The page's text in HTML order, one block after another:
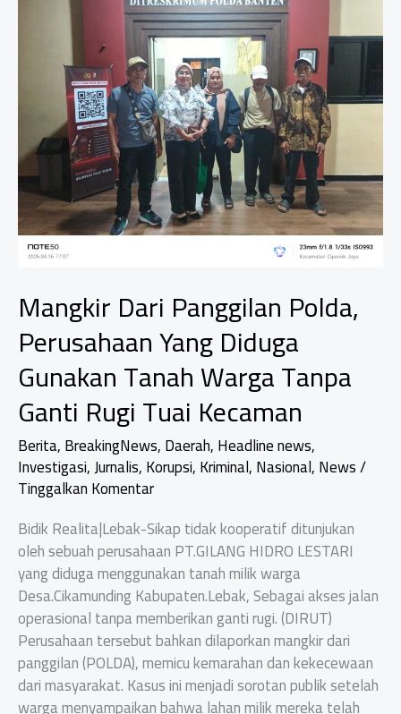
1447
H/2026
M
Mangkir Dari Panggilan Polda,
Perusahaan Yang Diduga
Gunakan Tanah Warga Tanpa
Ganti Rugi Tuai Kecaman
Berita,BreakingNews,Daerah,Headline news,
Investigasi,Jurnalis,Korupsi,Kriminal,Nasional,News/
Tinggalkan Komentar
Bidik Realita|Lebak-Sikap tidak kooperatif ditunjukan
oleh sebuah perusahaan PT.GILANG HIDRO LESTARI
yang diduga menggunakan tanah milik warga
Desa.Cikamunding Kabupaten.Lebak, Sebagai akses jalan
operasional tanpa memberikan ganti rugi. (DIRUT)
Perusahaan tersebut bahkan dilaporkan mangkir dari
panggilan (POLDA), memicu kemarahan dan kekecewaan
dari masyarakat. Kasus ini menjadi sorotan publik setelah
warga menyampaikan bahwa lahan milik mereka telah